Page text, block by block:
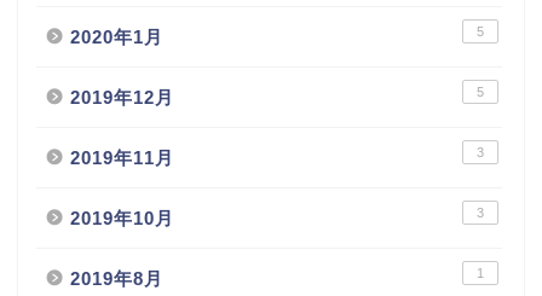
2020年1月 5
2019年12月 5
2019年11月 3
2019年10月 3
2019年8月 1